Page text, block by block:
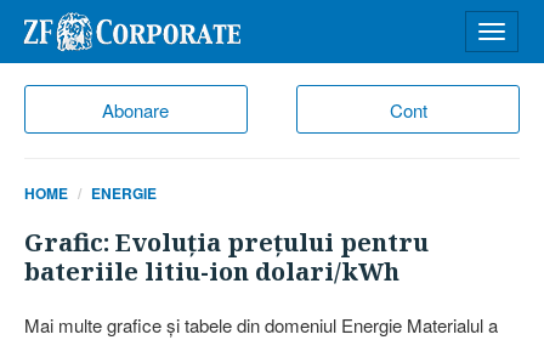
Abonare Cont
meniu
HOME ENERGIE
Grafic: Evoluţia preţului pentru
bateriile litiu-ion dolari/kWh
Mai multe grafice şi tabele din domeniul Energie Materialul a